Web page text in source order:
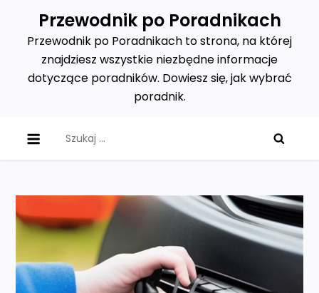
content
Przewodnik po Poradnikach
Przewodnik po Poradnikach to strona, na której
znajdziesz wszystkie niezbędne informacje
dotyczące poradników. Dowiesz się, jak wybrać
poradnik.